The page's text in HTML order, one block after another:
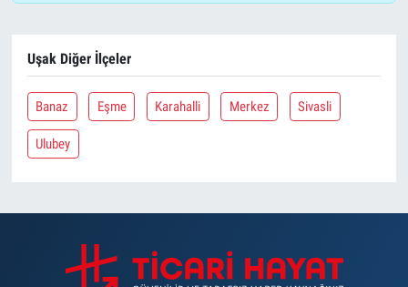
Uşak Diğer İlçeler
Banaz Eşme Karahalli Merkez Sivasli
Ulubey